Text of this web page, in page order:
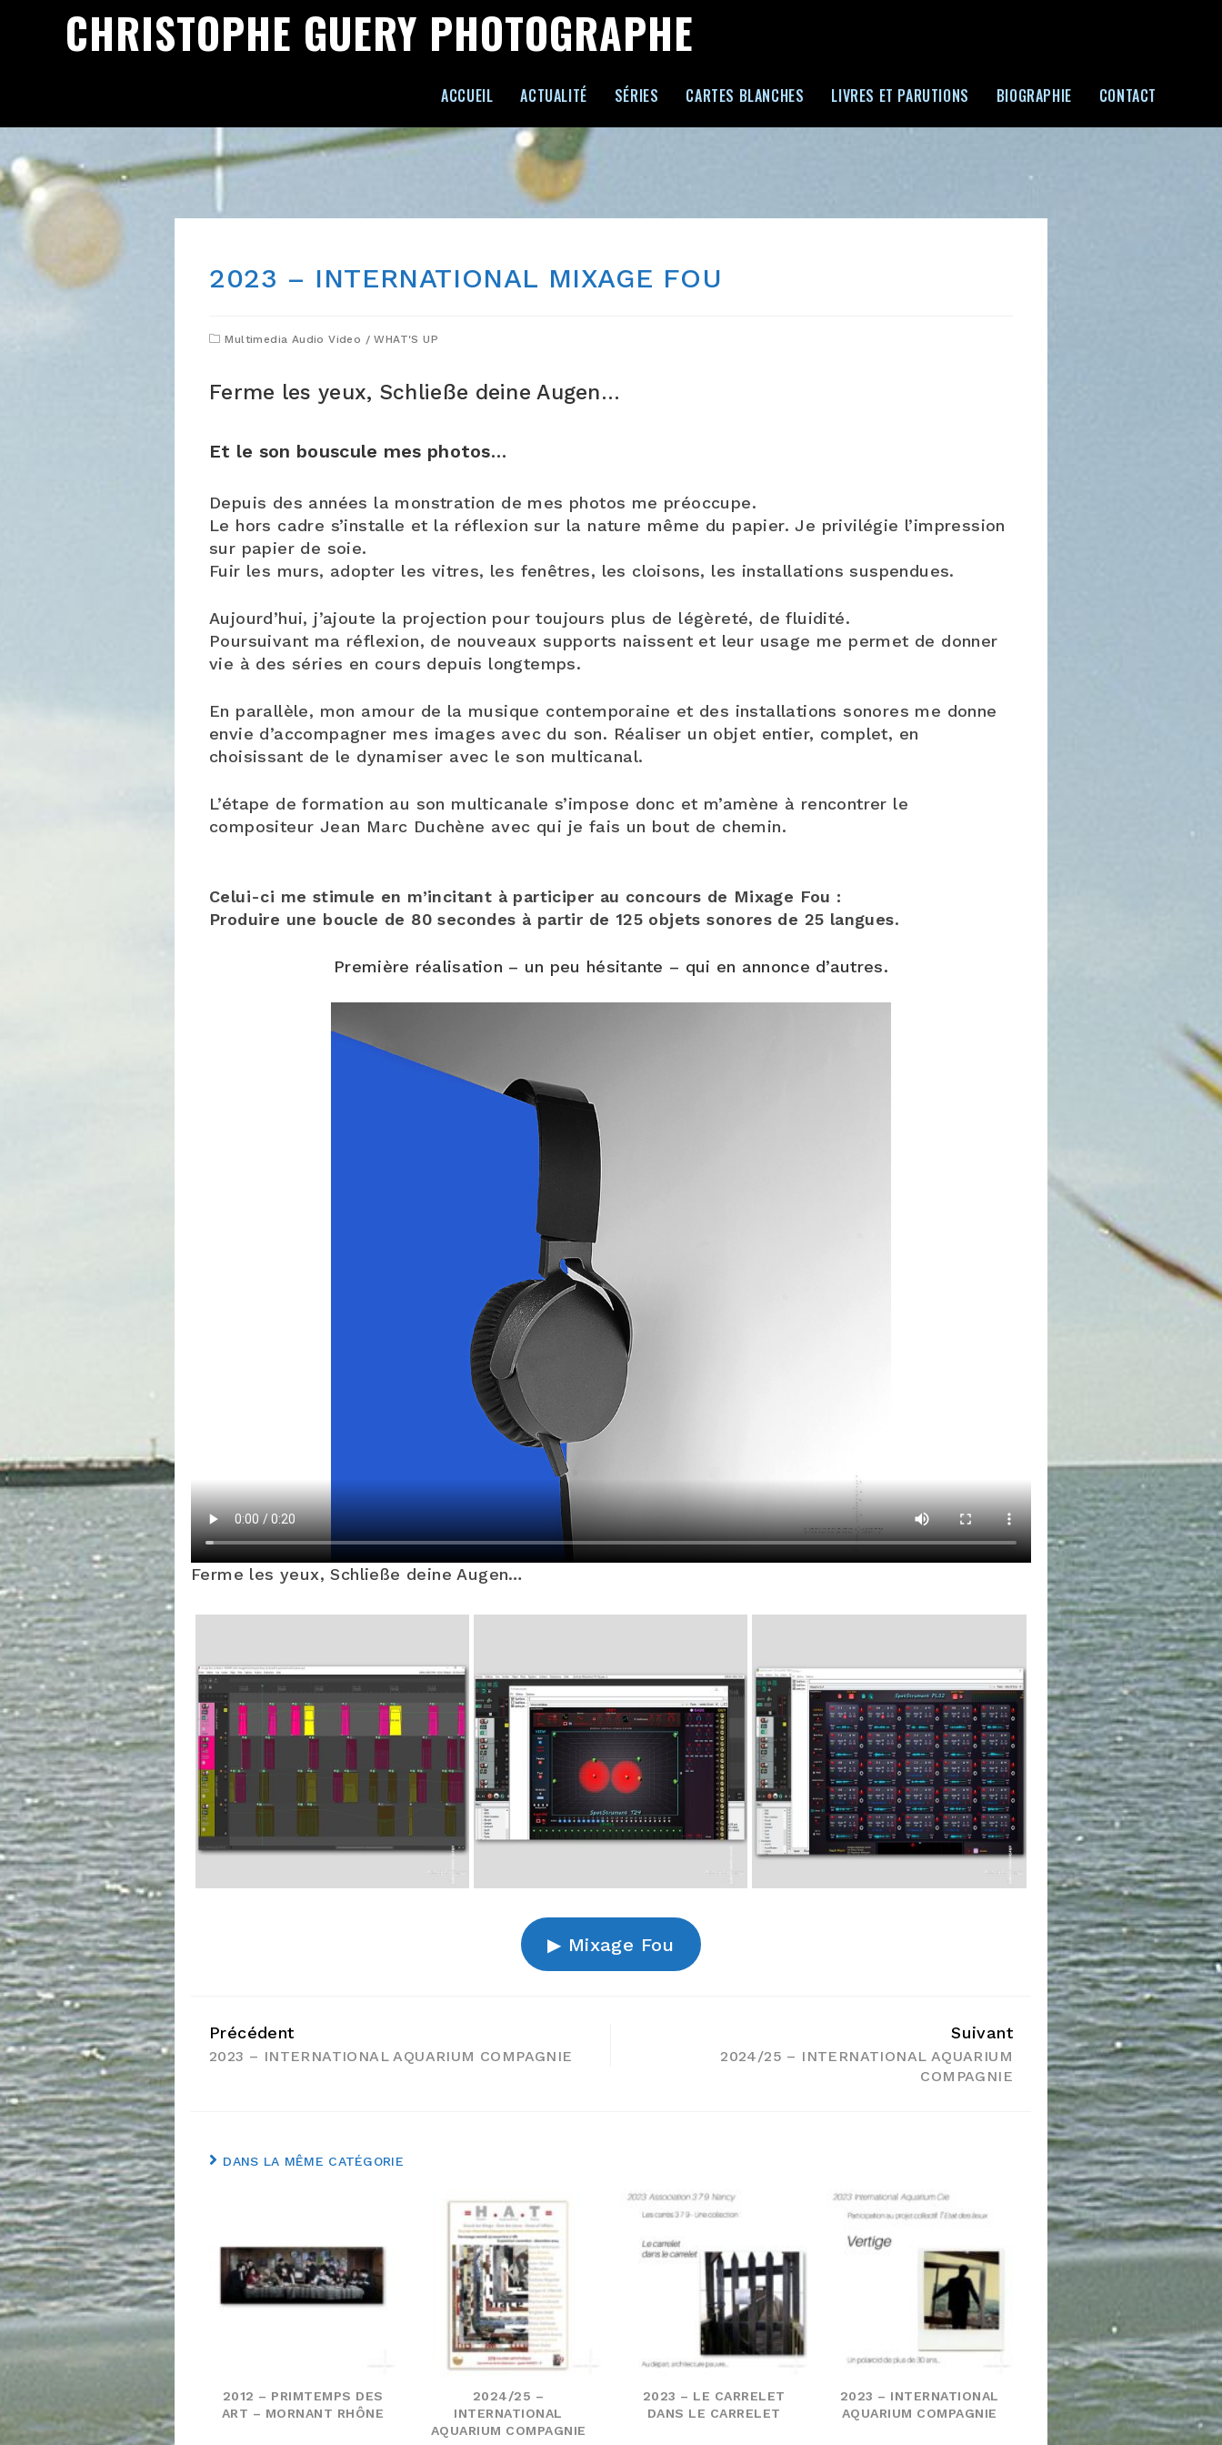
CHRISTOPHE GUERY PHOTOGRAPHE
ACCUEIL ACTUALITÉ SÉRIES CARTES BLANCHES LIVRES ET PARUTIONS BIOGRAPHIE CONTACT
2023 – INTERNATIONAL MIXAGE FOU
Multimedia Audio Video /WHAT'S UP
Ferme les yeux, Schließe deine Augen…
Et le son bouscule mes photos…
Depuis des années la monstration de mes photos me préoccupe.
Le hors cadre s’installe et la réflexion sur la nature même du papier. Je privilégie l’impression
sur papier de soie.
Fuir les murs, adopter les vitres, les fenêtres, les cloisons, les installations suspendues.
Aujourd’hui, j’ajoute la projection pour toujours plus de légèreté, de fluidité.
Poursuivant ma réflexion, de nouveaux supports naissent et leur usage me permet de donner
vie à des séries en cours depuis longtemps.
En parallèle, mon amour de la musique contemporaine et des installations sonores me donne
envie d’accompagner mes images avec du son. Réaliser un objet entier, complet, en
choisissant de le dynamiser avec le son multicanal.
L’étape de formation au son multicanale s’impose donc et m’amène à rencontrer le
compositeur Jean Marc Duchène avec qui je fais un bout de chemin.
Celui-ci me stimule en m’incitant à participer au concours de Mixage Fou :
Produire une boucle de 80 secondes à partir de 125 objets sonores de 25 langues.
Première réalisation – un peu hésitante – qui en annonce d’autres.
Ferme les yeux, Schließe deine Augen…
▶︎ Mixage Fou
Voir
la
Précédent
2023 – INTERNATIONAL AQUARIUM COMPAGNIE
Suivant
2024/25 – INTERNATIONAL AQUARIUM
COMPAGNIE
DANS LA MÊME CATÉGORIE
2012 – PRIMTEMPS DES
ART – MORNANT RHÔNE
2024/25 –
INTERNATIONAL
AQUARIUM COMPAGNIE
2023 – LE CARRELET
DANS LE CARRELET
2023 – INTERNATIONAL
AQUARIUM COMPAGNIE